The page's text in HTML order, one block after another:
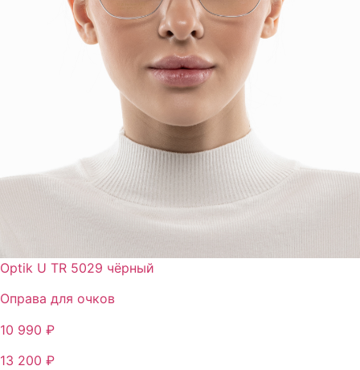
Optik U TR 5029 чёрный
Оправа для очков
10 990 ₽
13 200 ₽